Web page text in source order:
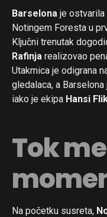
Barselona je ostvarila
Notingem Foresta u
Ključni trenutak
Rafinja realizovao
Utakmica je odigrana
gledalaca, a
iako je ekipa Hansi
Tok
Na početku susreta,